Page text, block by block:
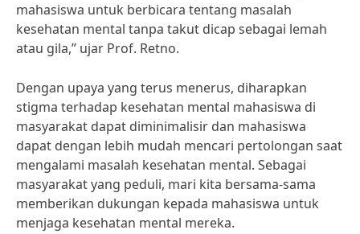
mahasiswa untuk berbicara tentang masalah
kesehatan mental tanpa takut dicap sebagai lemah
atau gila,” ujar Prof. Retno.
Dengan upaya yang terus menerus, diharapkan
stigma terhadap kesehatan mental mahasiswa di
masyarakat dapat diminimalisir dan mahasiswa
dapat dengan lebih mudah mencari pertolongan saat
mengalami masalah kesehatan mental. Sebagai
masyarakat yang peduli, mari kita bersama-sama
memberikan dukungan kepada mahasiswa untuk
menjaga kesehatan mental mereka.